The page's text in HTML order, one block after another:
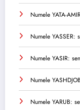
Numele YATA-
Numele YASSER:
Numele YASIR:
Numele
Numele YARUB: